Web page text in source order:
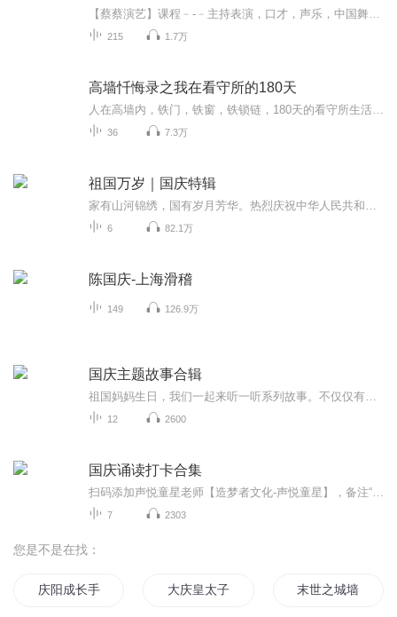
215 1.7万
高墙忏悔录之我在看守所的180天
36 7.3万
祖国万岁｜国庆特辑
6 82.1万
陈国庆-上海滑稽
149 126.9万
国庆主题故事合辑
12 2600
国庆诵读打卡合集
7 2303
您是不是在找：
庆阳成长手札 大庆皇太子 末世之城墙